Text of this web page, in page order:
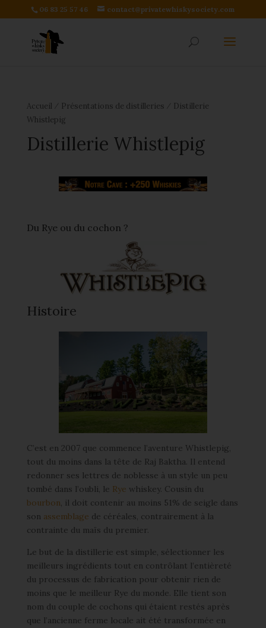
06 83 25 57 46 contact@privatewhiskysociety.com
Accueil Présentations de distilleries
Distillerie
Whistlepig
Distillerie Whistlepig
Du Rye ou du cochon ?
Histoire
C’est en 2007 que commence l’aventure Whistlepig,
tout du moins dans la tête de Raj Baktha. Il entend
redonner ses lettres de noblesse à un style un peu
tombé dans l’oubli, le Rye whiskey. Cousin du
bourbon, il doit contenir au moins 51% de seigle dans
son assemblage de céréales, contrairement à la
contrainte du maïs du premier.
Le but de la distillerie est simple, sélectionner les
meilleurs ingrédients tout en contrôlant l’entièreté
du processus de fabrication pour obtenir rien de
moins que le meilleur Rye du monde. Elle tient son
nom du couple de cochons qui étaient restés après
que l’ancienne ferme locale ait été transformée en